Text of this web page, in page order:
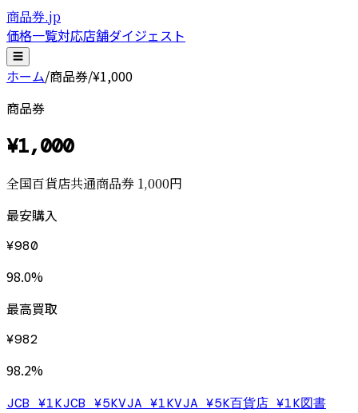
商品券.jp
価格一覧対応店舗ダイジェスト
☰
ホーム/商品券/¥1,000
商品券
¥1,000
全国百貨店共通商品券 1,000円
最安購入
¥980
98.0%
最高買取
¥982
98.2%
JCB ¥1KJCB ¥5KVJA ¥1KVJA ¥5K百貨店 ¥1K図書